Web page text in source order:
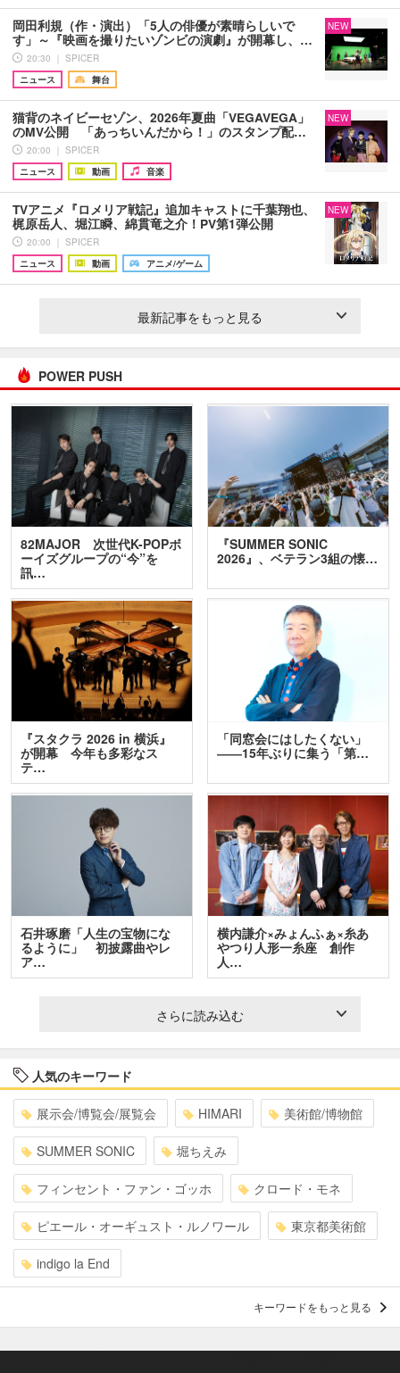
岡田利規（作・演出）「5人の俳優が素晴らしいで
す」～『映画を撮りたいゾンビの演劇』が開幕し、…
20:30 ｜ SPICER
ニュース
舞台
NEW
猫背のネイビーセゾン、2026年夏曲「VEGAVEGA」
のMV公開 「あっちいんだから！」のスタンプ配…
20:00 ｜ SPICER
ニュース
動画 音楽
NEW
TVアニメ『ロメリア戦記』追加キャストに千葉翔也、
梶原岳人、堀江瞬、綿貫竜之介！PV第1弾公開
20:00 ｜ SPICER
ニュース
動画 アニメ/ゲーム
NEW
最新記事をもっと見る
POWER PUSH
82MAJOR 次世代K-POPボ
ーイズグループの“今”を
訊…
『SUMMER SONIC
2026』、ベテラン3組の懐…
『スタクラ 2026 in 横浜』
が開幕 今年も多彩なス
テ…
「同窓会にはしたくない」
――15年ぶりに集う「第…
石井琢磨「人生の宝物にな
るように」 初披露曲やレ
ア…
横内謙介×みょんふぁ×糸あ
やつり人形一糸座 創作
人…
さらに読み込む
人気のキーワード
展示会/博覧会/展覧会 HIMARI 美術館/博物館
SUMMER SONIC 堀ちえみ
フィンセント・ファン・ゴッホ クロード・モネ
ピエール・オーギュスト・ルノワール 東京都美術館
indigo la End
キーワードをもっと見る